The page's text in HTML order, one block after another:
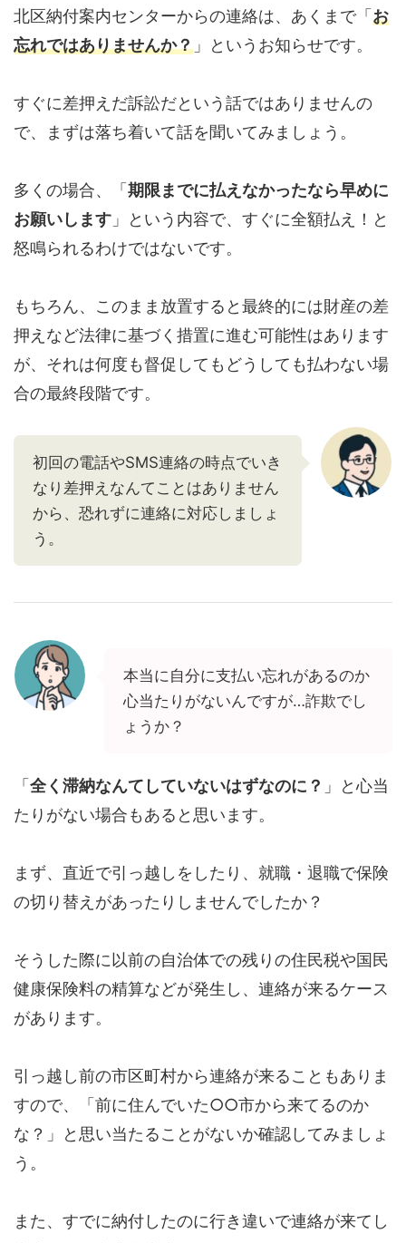
北区納付案内センターからの連絡は、あくまで「お
忘れではありませんか？ 」というお知らせです。
すぐに差押えだ訴訟だという話ではありませんの
で、まずは落ち着いて話を聞いてみましょう。
多くの場合、「期限までに払えなかったなら早めに
お願いします 」という内容で、すぐに全額払え！と
怒鳴られるわけではないです。
もちろん、このまま放置すると最終的には財産の差
押えなど法律に基づく措置に進む可能性はあります
が、それは何度も督促してもどうしても払わない場
合の最終段階です。
初回の電話やSMS連絡の時点でいき
なり差押えなんてことはありません
から、恐れずに連絡に対応しましょ
う。
本当に自分に支払い忘れがあるのか
心当たりがないんですが…詐欺でし
ょうか？
「全く滞納なんてしていないはずなのに？ 」と心当
たりがない場合もあると思います。
まず、直近で引っ越しをしたり、就職・退職で保険
の切り替えがあったりしませんでしたか？
そうした際に以前の自治体での残りの住民税や国民
健康保険料の精算などが発生し、連絡が来るケース
があります。
引っ越し前の市区町村から連絡が来ることもありま
すので、「前に住んでいた○○市から来てるのか
な？」と思い当たることがないか確認してみましょ
う。
また、すでに納付したのに行き違いで連絡が来てし